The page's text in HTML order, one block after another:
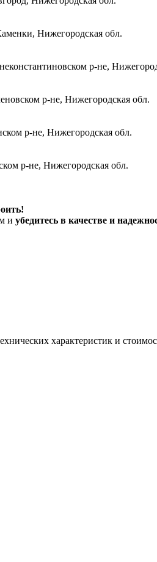
Нижегородская обл.
р-не,
р-не, Нижегородская обл.
р-не, Нижегородская обл.
р-не, Нижегородская обл.
и убедитесь в качестве и
характеристик и